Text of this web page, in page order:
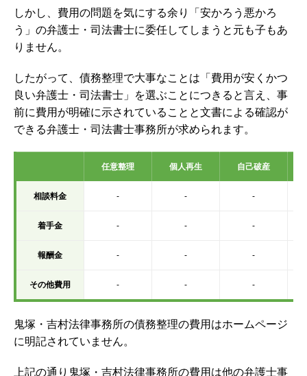
しかし、費用の問題を気にする余り「安かろう悪かろ
う」の弁護士・司法書士に委任してしまうと元も子もあ
りません。
したがって、債務整理で大事なことは「費用が安くかつ
良い弁護士・司法書士」を選ぶことにつきると言え、事
前に費用が明確に示されていることと文書による確認が
できる弁護士・司法書士事務所が求められます。
任意整理 個人再生 自己破産
相談料金 - - -
着手金 - - -
報酬金 - - -
その他費用 - - -
鬼塚・吉村法律事務所の債務整理の費用はホームページ
に明記されていません。
上記の通り鬼塚・吉村法律事務所の費用は他の弁護士事